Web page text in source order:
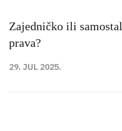
Zajedničko ili
prava?
29. JUL 2025.